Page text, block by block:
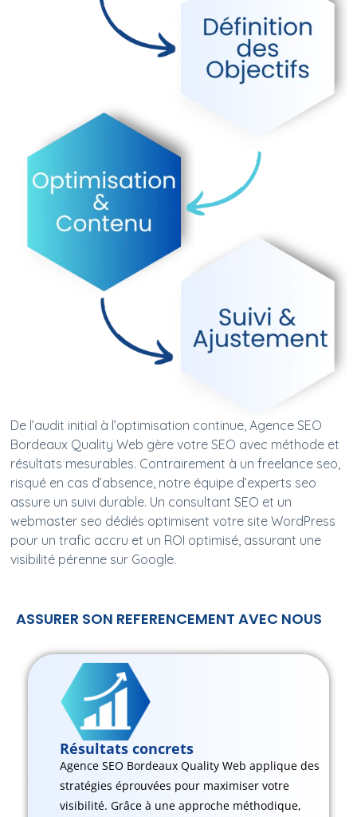
De l’audit initial à l’optimisation continue, Agence SEO
Bordeaux Quality Web gère votre SEO avec méthode et
résultats mesurables. Contrairement à un freelance seo,
risqué en cas d’absence, notre équipe d’experts seo
assure un suivi durable. Un consultant SEO et un
webmaster seo dédiés optimisent votre site WordPress
pour un trafic accru et un ROI optimisé, assurant une
visibilité pérenne sur Google.
ASSURER SON REFERENCEMENT AVEC NOUS
Résultats concrets
Agence SEO Bordeaux Quality Web applique des
stratégies éprouvées pour maximiser votre
visibilité. Grâce à une approche méthodique,